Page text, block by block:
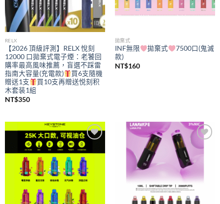
RELX
【2026 頂級評測】RELX 悅刻
12000 口拋棄式電子煙：老饕回
購率最高風味推薦，盲選不踩雷
指南大容量(充電款)
買6支隨機
贈送1支
買10支再贈送悦刻积
木套装1組
NT$350
拋棄式
INF無限 拋棄式
7500口(鬼滅
款)
NT$160
Add to
wishlist
Add to
wishlist